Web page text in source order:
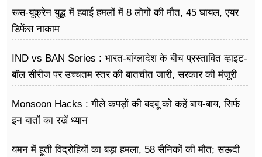
रूस-यूक्रेन युद्ध में हवाई हमलों में 8 लोगों की मौत, 45 घायल, एयर
डिफेंस नाकाम
IND vs BAN Series : भारत-बांग्लादेश के बीच प्रस्तावित व्हाइट-
बॉल सीरीज पर उच्चतम स्तर की बातचीत जारी, सरकार की मंजूरी
Monsoon Hacks : गीले कपड़ों की बदबू को कहें बाय-बाय, सिर्फ
इन बातों का रखें ध्यान
यमन में हूती विद्रोहियों का बड़ा हमला, 58 सैनिकों की मौत; सऊदी